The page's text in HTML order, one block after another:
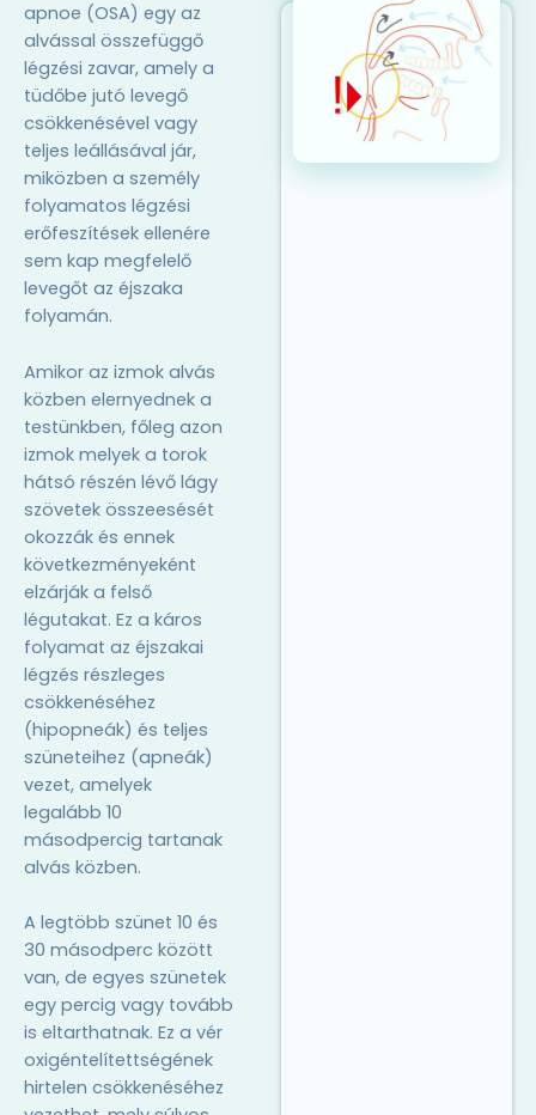
apnoe (OSA) egy az
alvással összefüggő
légzési zavar, amely a
tüdőbe jutó levegő
csökkenésével vagy
teljes leállásával jár,
miközben a személy
folyamatos légzési
erőfeszítések ellenére
sem kap megfelelő
levegőt az éjszaka
folyamán.
Amikor az izmok alvás
közben elernyednek a
testünkben, főleg azon
izmok melyek a torok
hátsó részén lévő lágy
szövetek összeesését
okozzák és ennek
következményeként
elzárják a felső
légutakat. Ez a káros
folyamat az éjszakai
légzés részleges
csökkenéséhez
(hipopneák) és teljes
szüneteihez (apneák)
vezet, amelyek
legalább 10
másodpercig tartanak
alvás közben.
A legtöbb szünet 10 és
30 másodperc között
van, de egyes szünetek
egy percig vagy tovább
is eltarthatnak. Ez a vér
oxigéntelítettségének
hirtelen csökkenéséhez